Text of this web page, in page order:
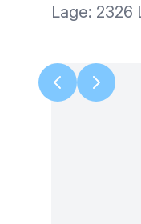
Lage: 2326